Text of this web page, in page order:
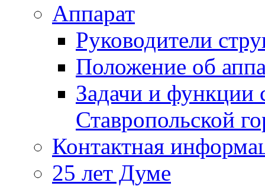
Аппарат
Руководители
Положение об
Задачи и функции
Ставропольской
Контактная
25 лет Думе